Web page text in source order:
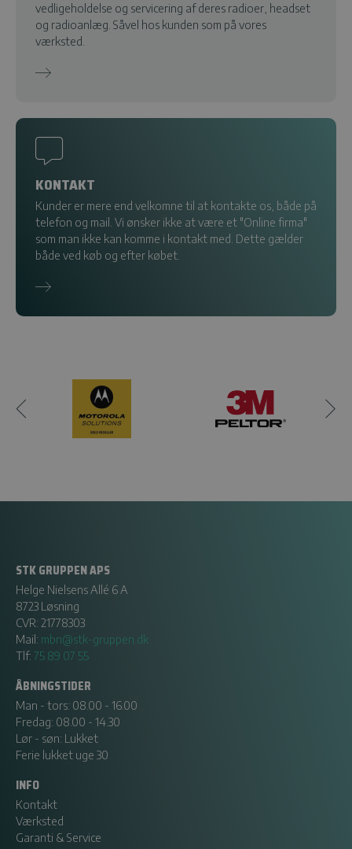
vedligeholdelse og servicering af deres radioer, headset
og radioanlæg. Såvel hos kunden som på vores
værksted.
KONTAKT
Kunder er mere end velkomne til at kontakte os, både på
telefon og mail. Vi ønsker ikke at være et "Online firma"
som man ikke kan komme i kontakt med. Dette gælder
både ved køb og efter købet.
STK GRUPPEN APS
Helge Nielsens Allé 6 A
8723 Løsning
CVR: 21778303
Mail: mbn@stk-gruppen.dk
Tlf: 75 89 07 55
ÅBNINGSTIDER
Man - tors: 08.00 - 16.00
Fredag: 08.00 - 14.30
Lør - søn: Lukket
Ferie lukket uge 30
INFO
Kontakt
Værksted
Garanti & Service